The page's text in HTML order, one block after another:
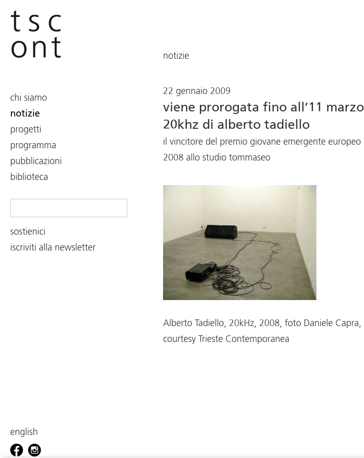
chi siamo
notizie
progetti
programma
pubblicazioni
biblioteca
sostienici
iscriviti alla newsletter
english
notizie
22 gennaio 2009
viene prorogata fino all’11 marzo
20khz di alberto tadiello
il vincitore del premio giovane emergente europeo
2008 allo studio tommaseo
Alberto Tadiello, 20kHz, 2008, foto Daniele Capra,
courtesy Trieste Contemporanea